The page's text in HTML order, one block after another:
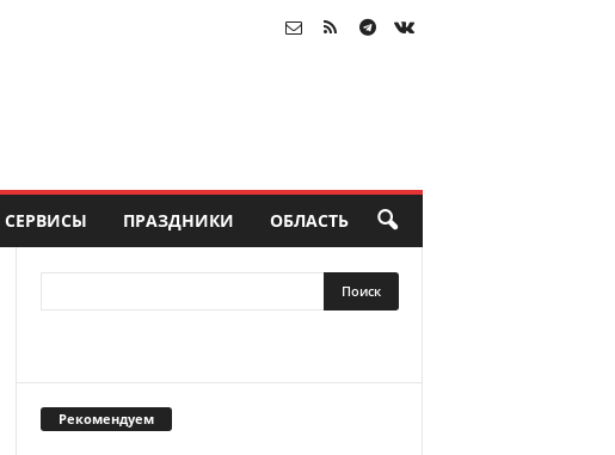
СЕРВИСЫ ПРАЗДНИКИ ОБЛАСТЬ
Рекомендуем